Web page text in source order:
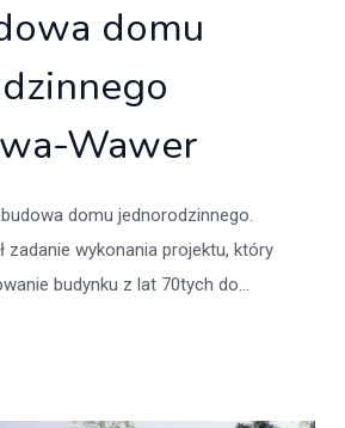
domu
Wawer
domu jednorodzinnego.
zadanie wykonania projektu, który
budynku z lat 70tych do...